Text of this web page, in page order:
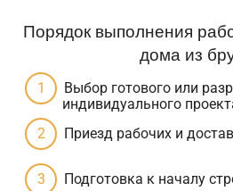
Порядок выполнения
дома из
Выбор готового или
индивидуального
Приезд рабочих и
Подготовка к началу